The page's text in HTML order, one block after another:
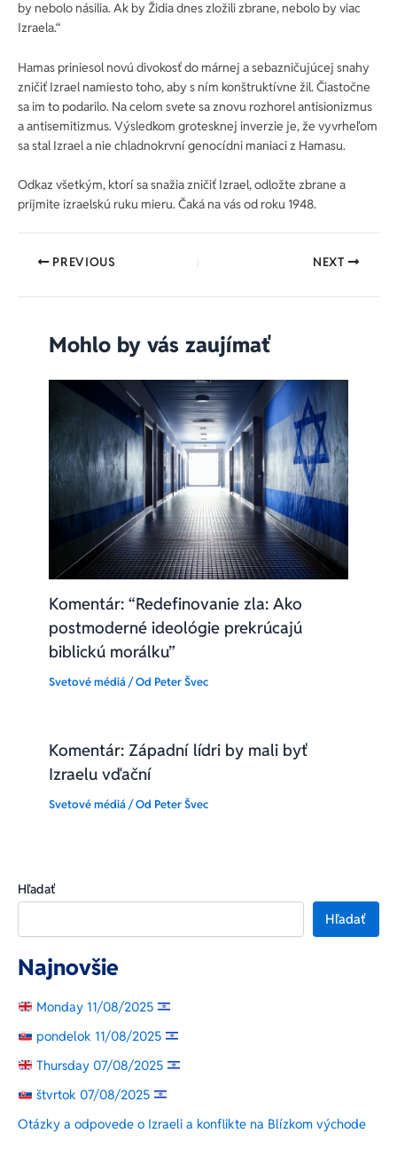
by nebolo násilia. Ak by Židia dnes zložili zbrane, nebolo by viac
Izraela.“
Hamas priniesol novú divokosť do márnej a sebazničujúcej snahy
zničiť Izrael namiesto toho, aby s ním konštruktívne žil. Čiastočne
sa im to podarilo. Na celom svete sa znovu rozhorel antisionizmus
a antisemitizmus. Výsledkom grotesknej inverzie je, že vyvrheľom
sa stal Izrael a nie chladnokrvní genocídni maniaci z Hamasu.
Odkaz všetkým, ktorí sa snažia zničiť Izrael, odložte zbrane a
prijmite izraelskú ruku mieru. Čaká na vás od roku 1948.
PREVIOUS NEXT
Mohlo by vás zaujímať
Komentár: “Redefinovanie zla: Ako
postmoderné ideológie prekrúcajú
biblickú morálku”
Svetové médiá/ Od Peter Švec
Komentár: Západní lídri by mali byť
Izraelu vďační
Svetové médiá/ Od Peter Švec
Hľadať
Hľadať
Najnovšie
Monday 11/08/2025
pondelok 11/08/2025
Thursday 07/08/2025
štvrtok 07/08/2025
Otázky a odpovede o Izraeli a konflikte na Blízkom východe